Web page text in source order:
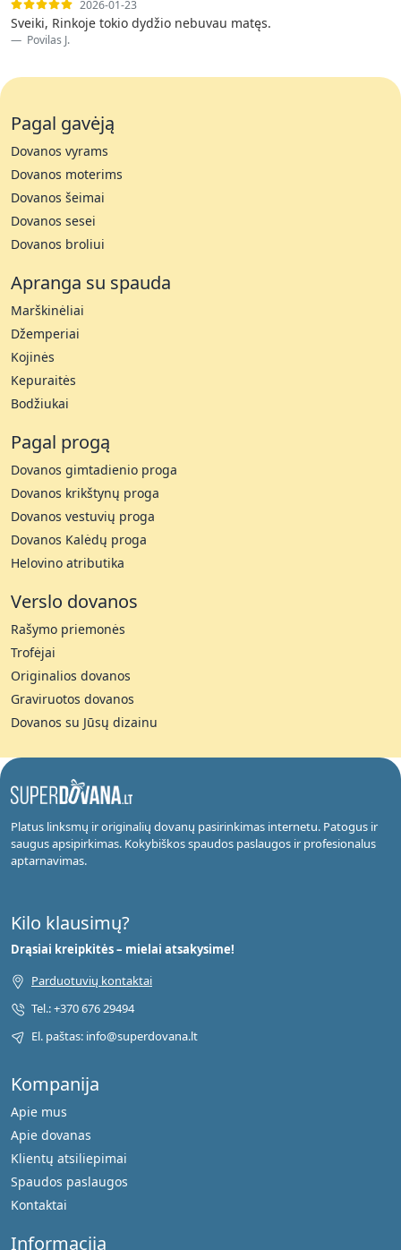
2026-01-23
Sveiki, Rinkoje tokio dydžio nebuvau matęs.
Povilas J.
Pagal gavėją
Dovanos vyrams
Dovanos moterims
Dovanos šeimai
Dovanos sesei
Dovanos broliui
Apranga su spauda
Marškinėliai
Džemperiai
Kojinės
Kepuraitės
Bodžiukai
Pagal progą
Dovanos gimtadienio proga
Dovanos krikštynų proga
Dovanos vestuvių proga
Dovanos Kalėdų proga
Helovino atributika
Verslo dovanos
Rašymo priemonės
Trofėjai
Originalios dovanos
Graviruotos dovanos
Dovanos su Jūsų dizainu
Platus linksmų ir originalių dovanų pasirinkimas internetu. Patogus ir
saugus apsipirkimas. Kokybiškos spaudos paslaugos ir profesionalus
aptarnavimas.
Kompanija
Apie mus
Apie dovanas
Klientų atsiliepimai
Spaudos paslaugos
Kontaktai
Informacija
Kilo klausimų?
Drąsiai kreipkitės – mielai atsakysime!
Parduotuvių kontaktai
Tel.: +370 676 29494
El. paštas: info@superdovana.lt